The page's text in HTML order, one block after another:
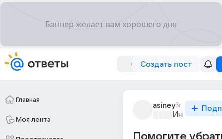
Создать пост
Главная
Моя лента
asiney3г
Помогите